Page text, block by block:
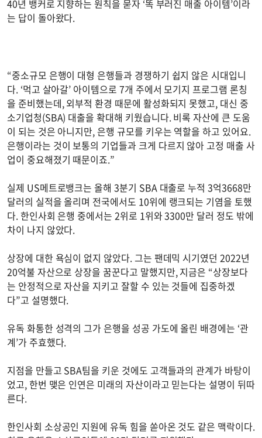
40년 뱅커로 지향하는 원칙을 묻자 ‘똑 부러진 매출 아이템’이라
는 답이 돌아왔다.
“중소규모 은행이 대형 은행들과 경쟁하기 쉽지 않은 시대입니
다. ‘먹고 살아갈’ 아이템으로 7개 주에서 모기지 프로그램 론칭
을 준비했는데, 외부적 환경 때문에 활성화되지 못했고, 대신 중
소기업청(SBA) 대출을 확대해 키웠습니다. 비록 자산에 큰 도움
이 되는 것은 아니지만, 은행 규모를 키우는 역할을 하고 있어요.
은행이라는 것이 보통의 기업들과 크게 다르지 않아 고정 매출 사
업이 중요해졌기 때문이죠.”
실제 US메트로뱅크는 올해 3분기 SBA 대출로 누적 3억3668만
달러의 실적을 올리며 전국에서도 10위에 랭크되는 기염을 토했
다. 한인사회 은행 중에서는 2위로 1위와 3300만 달러 정도 밖에
차이 나지 않았다.
상장에 대한 욕심이 없지 않았다. 그는 팬데믹 시기였던 2022년
20억불 자산으로 상장을 꿈꾼다고 말했지만, 지금은 “상장보다
는 안정적으로 자산을 지키고 잘할 수 있는 것들에 집중하겠
다”고 설명했다.
유독 화통한 성격의 그가 은행을 성공 가도에 올린 배경에는 ‘관
계’가 주효했다.
지점을 만들고 SBA팀을 키운 것에도 고객들과의 관계가 바탕이
었고, 한번 맺은 인연은 미래의 자산이라고 믿는다는 설명이 뒤따
른다.
한인사회 소상공인 지원에 유독 힘을 쏟아온 것도 같은 맥락이다.